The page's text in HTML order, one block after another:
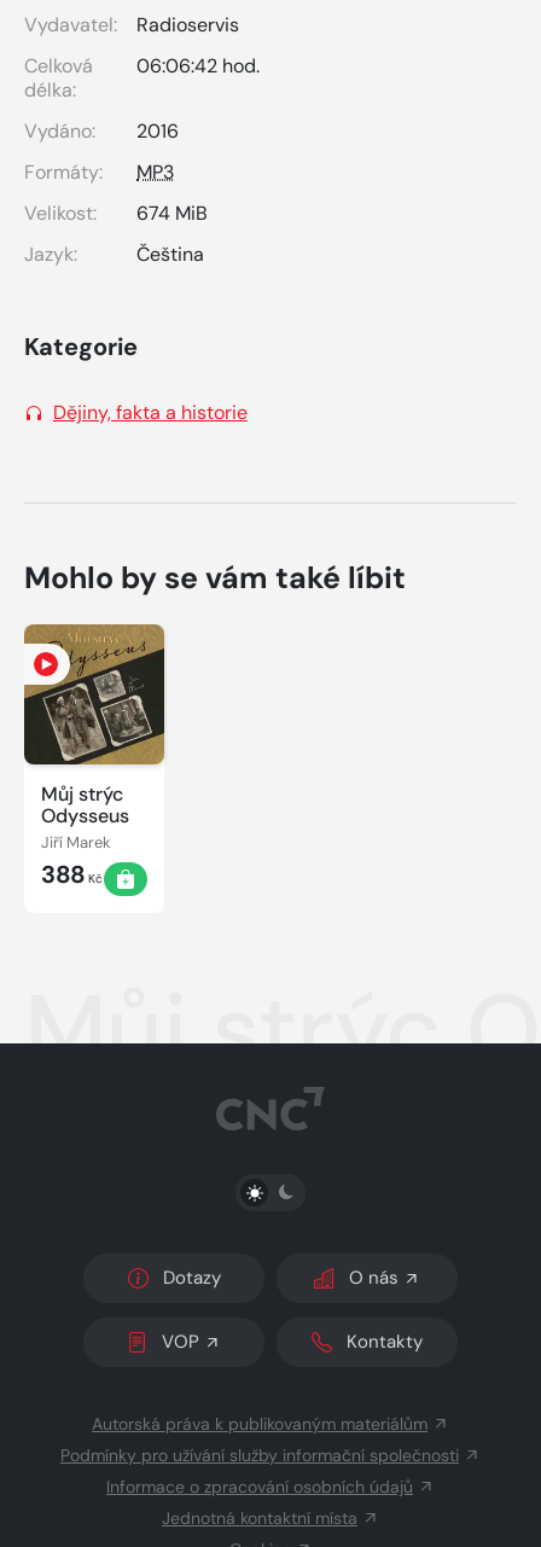
Vydavatel:
Radioservis
Celková
délka:
06:06:42 hod.
Vydáno:
2016
Formáty:
MP3
Velikost:
674 MiB
Jazyk:
Čeština
Kategorie
Dějiny, fakta a historie
Mohlo by se vám také líbit
Můj strýc
Odysseus
Jiří Marek
388 Kč
Můj strýc
PŘEPNOUT SVĚTLÝ/TMAVÝ REŽIM
Dotazy O nás
VOP Kontakty
Autorská práva k publikovaným materiálům
Podmínky pro užívání služby informační společnosti
Informace o zpracování osobních údajů
Jednotná kontaktní místa